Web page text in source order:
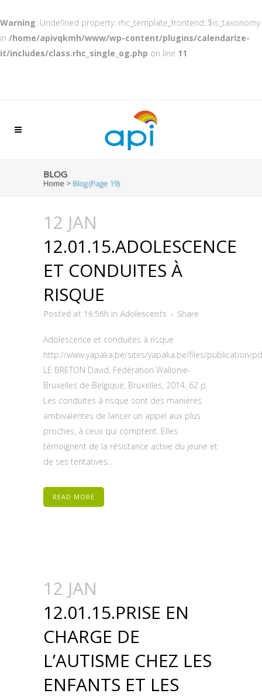
Warning: Undefined property: rhc_template_frontend::$is_taxonomy
in /home/apivqkmh/www/wp-content/plugins/calendarize-
it/includes/class.rhc_single_og.php on line 11
BLOG
Home > Blog(Page 19)
12 JAN
12.01.15.ADOLESCENCE
ET CONDUITES À
RISQUE
Posted at 16:56h in Adolescents Share
Adolescence et conduites à risque
http://www.yapaka.be/sites/yapaka.be/files/publication/
LE BRETON David, Fédération Wallonie-
Bruxelles de Belgique, Bruxelles, 2014, 62 p.
Les conduites à risque sont des manières
ambivalentes de lancer un appel aux plus
proches, à ceux qui comptent. Elles
témoignent de la résistance active du jeune et
de ses tentatives...
READ MORE
12 JAN
12.01.15.PRISE EN
CHARGE DE
L’AUTISME CHEZ LES
ENFANTS ET LES